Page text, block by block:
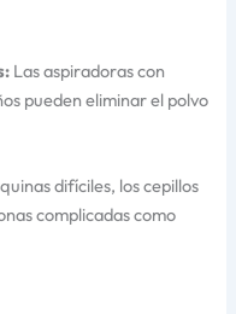
Las aspiradoras con
pueden eliminar el polvo
difíciles, los cepillos
complicadas como